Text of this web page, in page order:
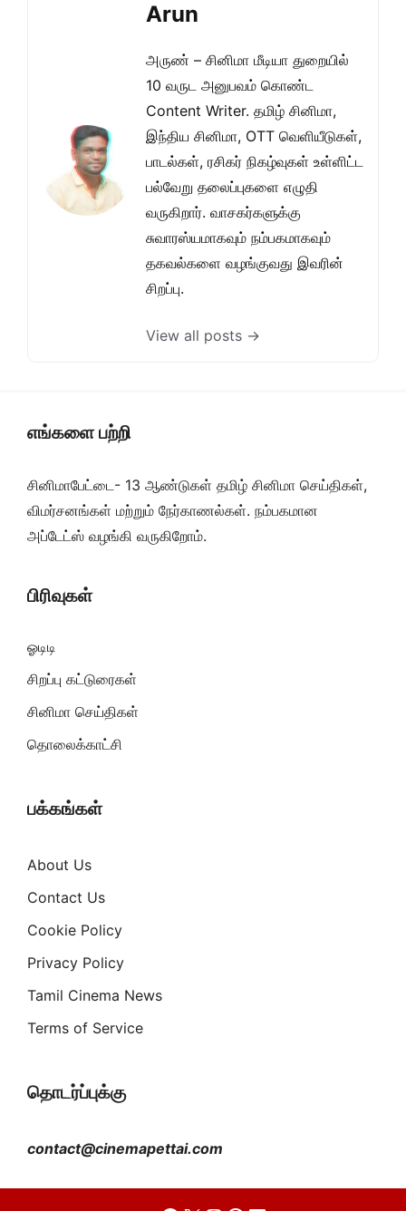
Arun
அருண் – சினிமா மீடியா துறையில்
10 வருட அனுபவம் கொண்ட
Content Writer. தமிழ் சினிமா,
இந்திய சினிமா, OTT வெளியீடுகள்,
பாடல்கள், ரசிகர் நிகழ்வுகள் உள்ளிட்ட
பல்வேறு தலைப்புகளை எழுதி
வருகிறார். வாசகர்களுக்கு
சுவாரஸ்யமாகவும் நம்பகமாகவும்
தகவல்களை வழங்குவது இவரின்
சிறப்பு.
View all posts →
எங்களை பற்றி
சினிமாபேட்டை- 13 ஆண்டுகள் தமிழ் சினிமா செய்திகள்,
விமர்சனங்கள் மற்றும் நேர்காணல்கள். நம்பகமான
அப்டேட்ஸ் வழங்கி வருகிறோம்.
பிரிவுகள்
ஓடிடி
சிறப்பு கட்டுரைகள்
சினிமா செய்திகள்
தொலைக்காட்சி
பக்கங்கள்
About Us
Contact Us
Cookie Policy
Privacy Policy
Tamil Cinema News
Terms of Service
தொடர்ப்புக்கு
contact@cinemapettai.com